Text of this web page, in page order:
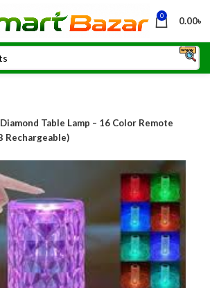
0 0.00৳
Table Lamp – 16 Color Remote
Rechargeable)